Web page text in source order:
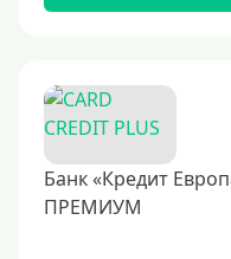
Банк «Кредит
ПРЕМИУМ